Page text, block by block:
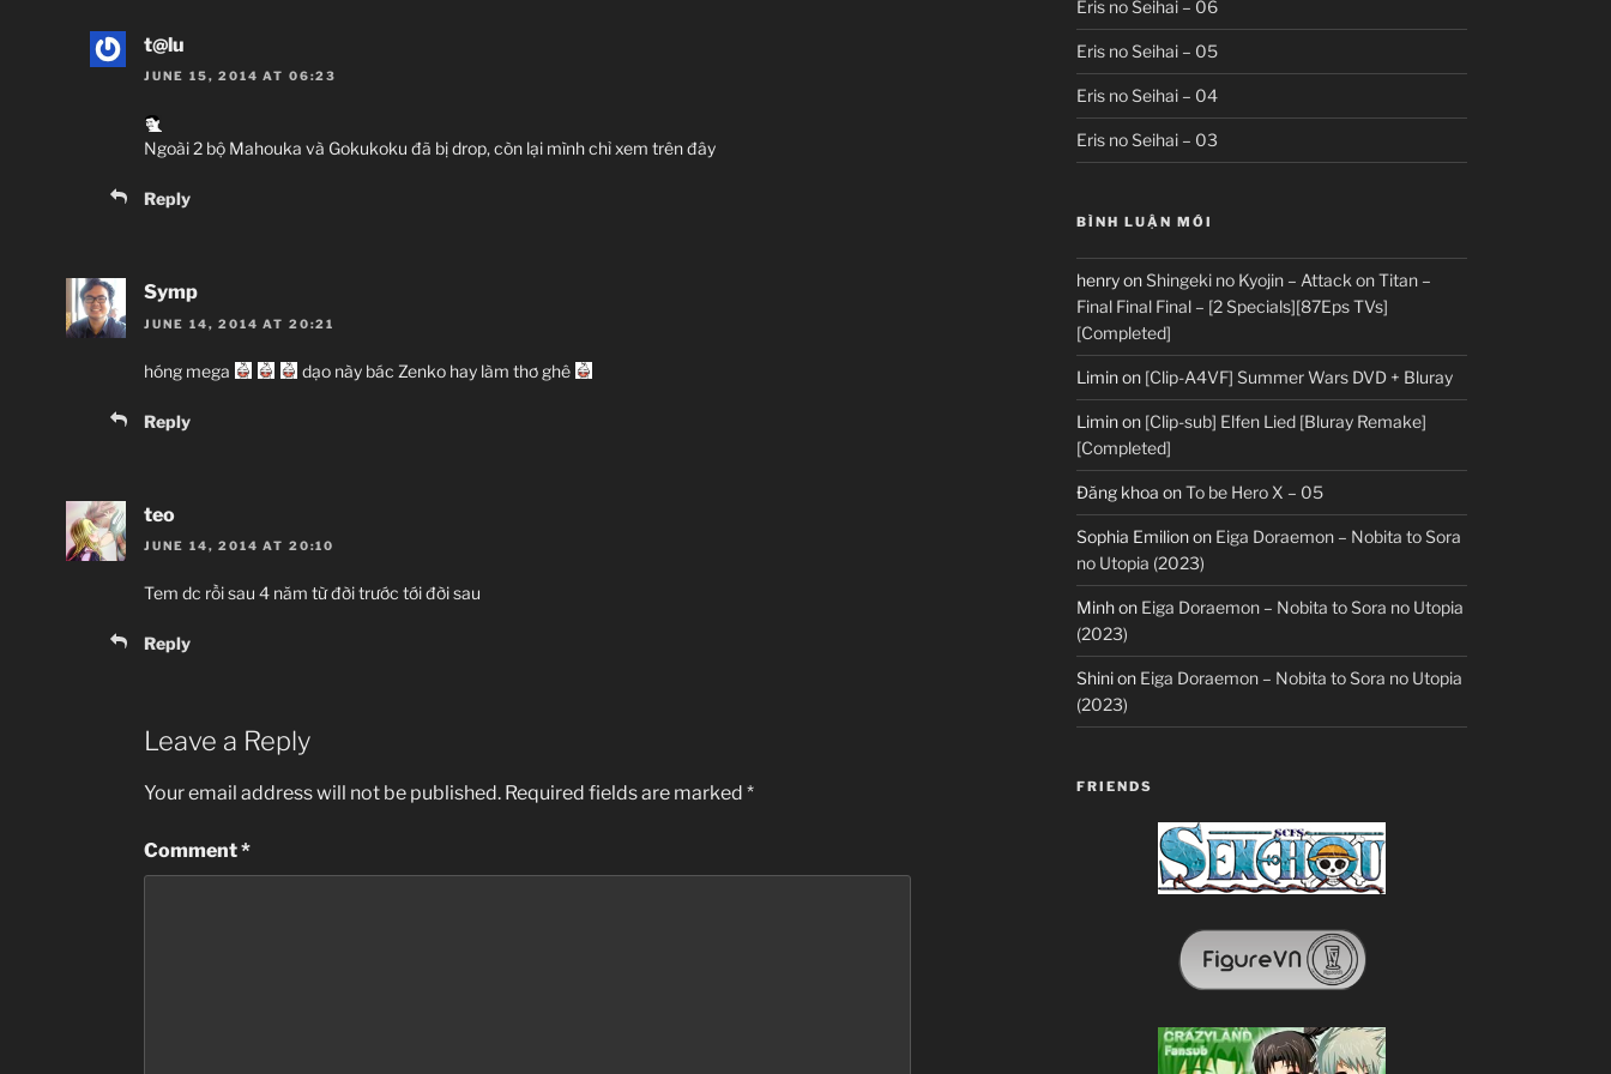
t@lu
JUNE 15, 2014 AT 06:23
Ngoài 2 bộ Mahouka và Gokukoku đã bị drop, còn lại mình chỉ xem trên đây
Reply
Symp
JUNE 14, 2014 AT 20:21
hóng mega dạo này bác Zenko hay làm thơ ghê
Reply
teo
JUNE 14, 2014 AT 20:10
Tem dc rồi sau 4 năm từ đời trước tới đời sau
Reply
Leave a Reply
Your email address will not be published. Required fields are marked *
Comment*
Eris no Seihai – 06
Eris no Seihai – 05
Eris no Seihai – 04
Eris no Seihai – 03
BÌNH LUẬN MỚI
henryonShingeki no Kyojin – Attack on Titan –
Final Final Final – [2 Specials][87Eps TVs]
[Completed]
Liminon [Clip-A4VF] Summer Wars DVD + Bluray
Liminon [Clip-sub] Elfen Lied [Bluray Remake]
[Completed]
Đăng khoa onTo be Hero X – 05
Sophia Emilionon Eiga Doraemon – Nobita to Sora
no Utopia (2023)
Minhon Eiga Doraemon – Nobita to Sora no Utopia
(2023)
Shinion Eiga Doraemon – Nobita to Sora no Utopia
(2023)
FRIENDS